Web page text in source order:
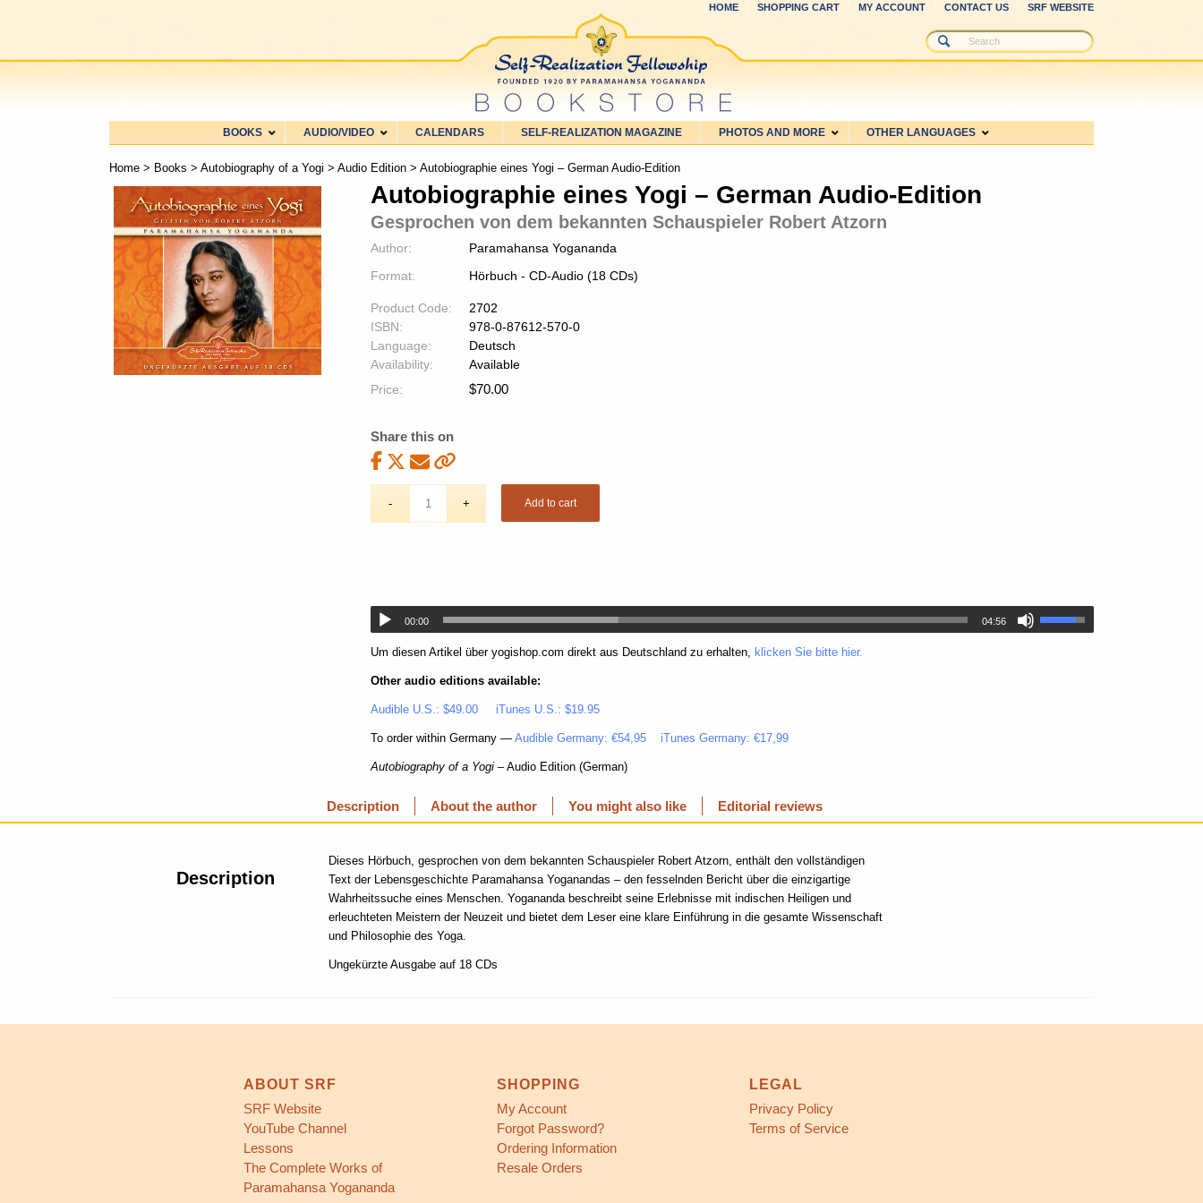
HOME SHOPPING CART MY ACCOUNT CONTACT US SRF WEBSITE
BOOKS AUDIO/VIDEO CALENDARS SELF-REALIZATION MAGAZINE PHOTOS AND MORE OTHER LANGUAGES
Home > Books > Autobiography of a Yogi > Audio Edition > Autobiographie eines Yogi – German Audio-Edition
Autobiographie eines Yogi – German Audio-Edition
Gesprochen von dem bekannten Schauspieler Robert Atzorn
Author:
Paramahansa Yogananda
Format:
Hörbuch - CD-Audio (18 CDs)
Product Code:
2702
ISBN:
978-0-87612-570-0
Language:
Deutsch
Availability:
Available
Price:
$70.00
Share this on
Add to cart
00:00 04:56
Um diesen Artikel über yogishop.com direkt aus Deutschland zu erhalten, klicken Sie bitte hier.
Other audio editions available:
Audible U.S.: $49.00 iTunes U.S.: $19.95
To order within Germany — Audible Germany: €54,95 iTunes Germany: €17,99
Autobiography of a Yogi – Audio Edition (German)
Description About the author You might also like Editorial reviews
Description
Dieses Hörbuch, gesprochen von dem bekannten Schauspieler Robert Atzorn, enthält den vollständigen
Text der Lebensgeschichte Paramahansa Yoganandas – den fesselnden Bericht über die einzigartige
Wahrheitssuche eines Menschen. Yogananda beschreibt seine Erlebnisse mit indischen Heiligen und
erleuchteten Meistern der Neuzeit und bietet dem Leser eine klare Einführung in die gesamte Wissenschaft
und Philosophie des Yoga.
Ungekürzte Ausgabe auf 18 CDs
ABOUT SRF
SRF Website
YouTube Channel
Lessons
The Complete Works of
Paramahansa Yogananda
SHOPPING
My Account
Forgot Password?
Ordering Information
Resale Orders
LEGAL
Privacy Policy
Terms of Service